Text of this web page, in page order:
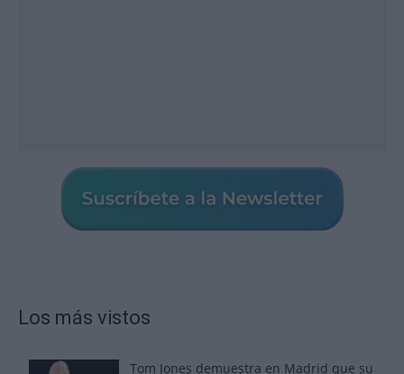
Los más vistos
Tom Jones demuestra en Madrid que su